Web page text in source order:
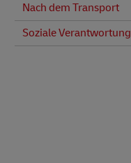
Nach dem Transport
Soziale Verantwortung